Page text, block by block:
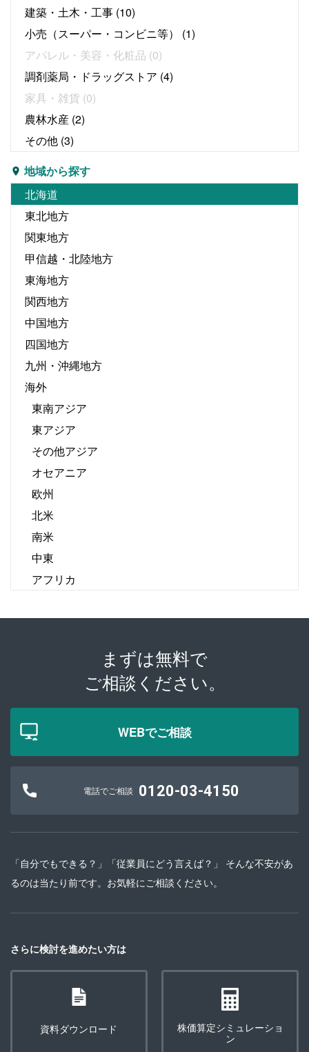
建築・土木・工事 (10)
小売（スーパー・コンビニ等）
(1)
アパレル・美容・化粧品 (0)
調剤薬局・ドラッグストア (4)
家具・雑貨 (0)
農林水産 (2)
その他 (3)
地域から探す
北海道
東北地方
関東地方
甲信越・北陸地方
東海地方
関西地方
中国地方
四国地方
九州・沖縄地方
海外
東南アジア
東アジア
その他アジア
オセアニア
欧州
北米
南米
中東
アフリカ
まずは無料で
ご相談ください。
WEBでご相談
電話でご相談 0120-03-4150
「自分でもできる？」「従業員にどう言えば？」 そんな不安があ
るのは当たり前です。お気軽にご相談ください。
さらに検討を進めたい方は
資料ダウンロード
株価算定シミュレーショ
ン